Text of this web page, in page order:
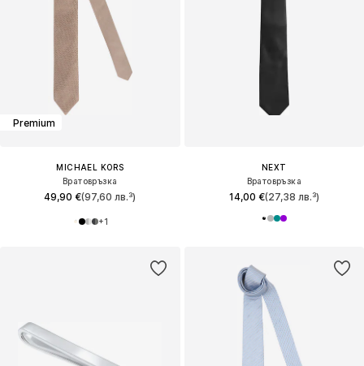
Premium
MICHAEL KORS
Вратовръзка
49,90 €(97,60 лв.³)
+1
NEXT
Вратовръзка
14,00 €(27,38 лв.³)